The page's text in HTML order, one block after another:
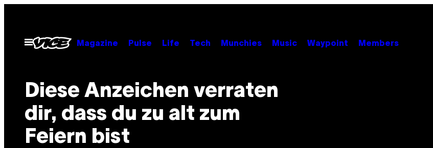
contentOpen
Menu
Magazine Pulse Life Tech Munchies Music Waypoint Members
Diese Anzeichen verraten
dir, dass du zu alt zum
Feiern bist